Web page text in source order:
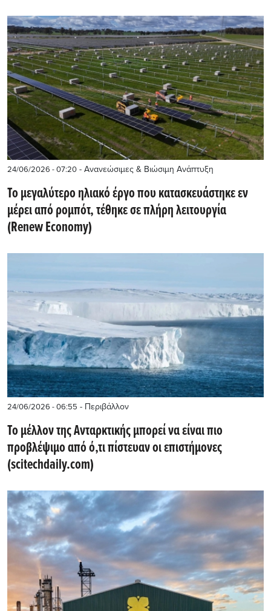
24/06/2026 - 07:20 - Ανανεώσιμες & Βιώσιμη Ανάπτυξη
Το μεγαλύτερο ηλιακό έργο που κατασκευάστηκε εν
μέρει από ρομπότ, τέθηκε σε πλήρη λειτουργία
(Renew Economy)
24/06/2026 - 06:55 - Περιβάλλον
Το μέλλον της Ανταρκτικής μπορεί να είναι πιο
προβλέψιμο από ό,τι πίστευαν οι επιστήμονες
(scitechdaily.com)